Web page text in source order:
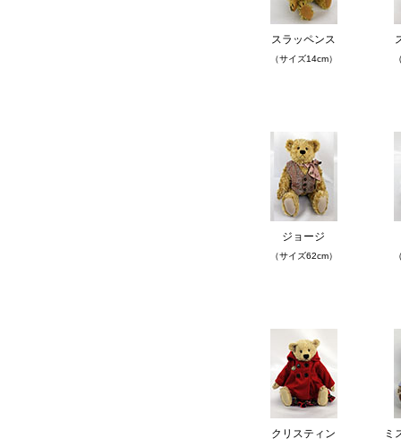
スラッペンス
（サイズ14cm）
ジョージ
（サイズ62cm）
クリスティン ミ